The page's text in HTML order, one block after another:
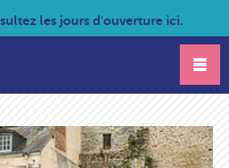
les jours d'ouverture ici.